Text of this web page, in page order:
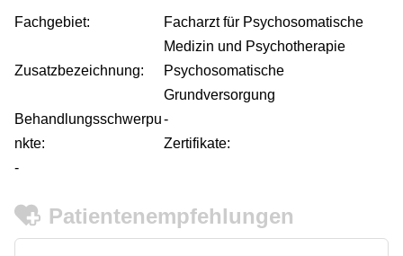
Fachgebiet:
Facharzt für Psychosomatische
Medizin und Psychotherapie
Zusatzbezeichnung:
Psychosomatische
Grundversorgung
Behandlungsschwerpu
nkte:
-
Zertifikate:
-
Patientenempfehlungen